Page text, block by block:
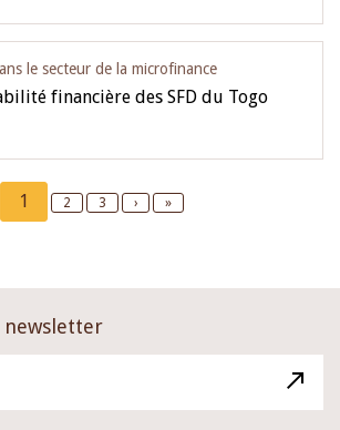
le secteur de la microfinance
financière des SFD du Togo
Current
page
1 Page
2 Page
3
Next
›
Last
»